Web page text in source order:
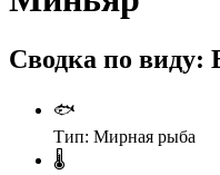
Сводка по виду:
🐟
Тип: Мирная рыба
🌡️